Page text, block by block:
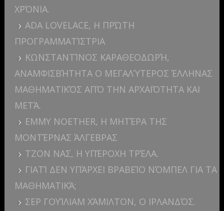
ΧΡΌΝΙΑ.
ADA LOVELACE, Η ΠΡΏΤΗ
ΠΡΟΓΡΑΜΜΑΤΊΣΤΡΙΑ
ΚΩΝΣΤΑΝΤΊΝΟΣ ΚΑΡΑΘΕΟΔΩΡΉ,
ΑΝΑΜΦΙΣΒΉΤΗΤΑ Ο ΜΕΓΑΛΎΤΕΡΟΣ ΈΛΛΗΝΑΣ
ΜΑΘΗΜΑΤΙΚΌΣ ΑΠΌ ΤΗΝ ΑΡΧΑΙΌΤΗΤΑ ΚΑΙ
ΜΕΤΆ.
EMMY NOETHER, Η ΜΗΤΈΡΑ ΤΗΣ
ΜΟΝΤΈΡΝΑΣ ΆΛΓΕΒΡΑΣ
ΤΖΟΝ ΝΑΣ, Η ΥΠΈΡΟΧΗ ΤΡΈΛΑ.
ΓΙΑΤΊ ΔΕΝ ΥΠΆΡΧΕΙ ΒΡΑΒΕΊΟ ΝΌΜΠΕΛ ΓΙΑ ΤΑ
ΜΑΘΗΜΑΤΙΚΆ;
ΣΕΡ ΓΟΥΊΛΙΑΜ ΧΆΜΙΛΤΟΝ, Ο ΙΡΛΑΝΔΌΣ.